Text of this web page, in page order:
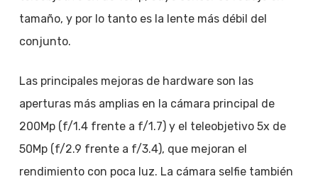
tamaño, y por lo tanto es la lente más débil del
conjunto.
Las principales mejoras de hardware son las
aperturas más amplias en la cámara principal de
200Mp (f/1.4 frente a f/1.7) y el teleobjetivo 5x de
50Mp (f/2.9 frente a f/3.4), que mejoran el
rendimiento con poca luz. La cámara selfie también